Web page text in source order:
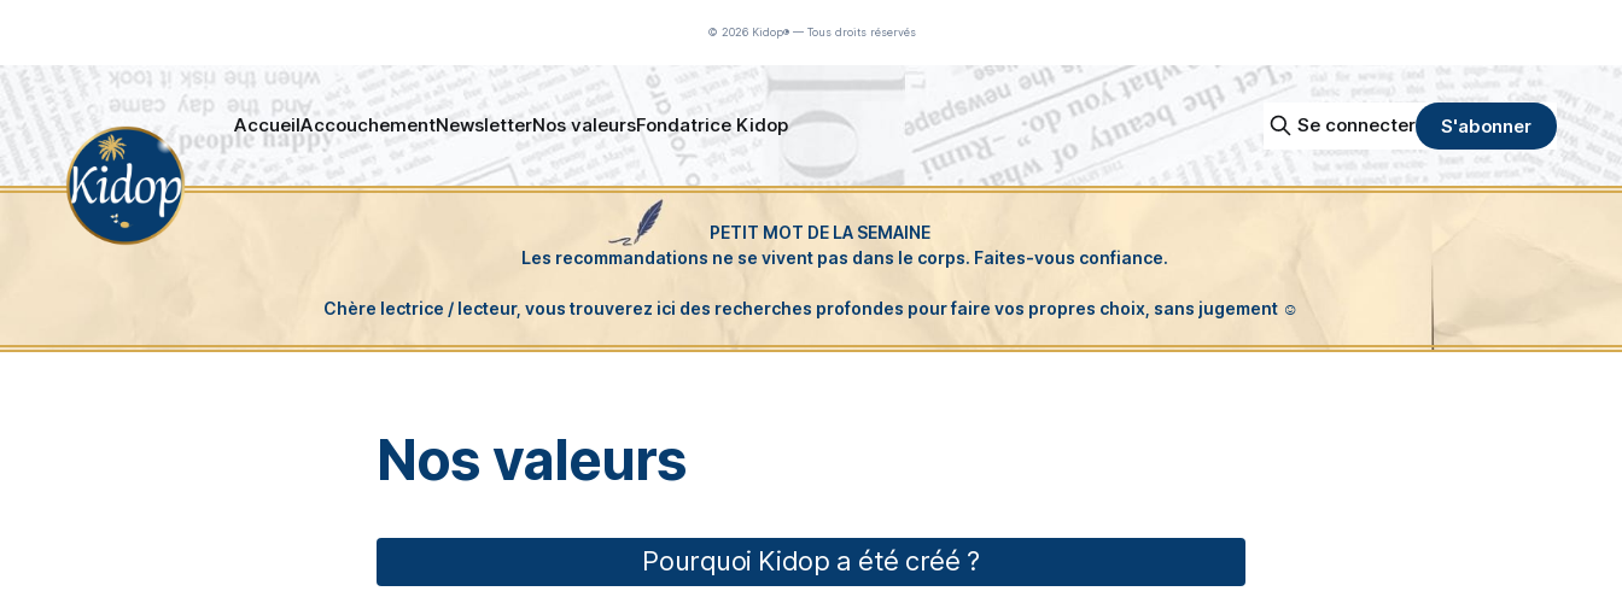
© 2026 Kidop® — Tous droits réservés
AccueilAccouchementNewsletterNos valeursFondatrice Kidop Se connecter S'abonner
Nos valeurs
Pourquoi Kidop a été créé ?